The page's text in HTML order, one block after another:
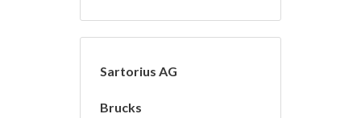
Sartorius AG
Brucks